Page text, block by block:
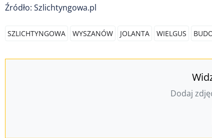
Źródło: Szlichtyngowa.pl
SZLICHTYNGOWA WYSZANÓW JOLANTA WIELGUS
Dodaj